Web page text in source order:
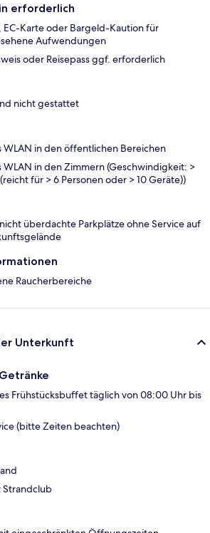
erforderlich
EC-Karte oder Bargeld-Kaution für
Aufwendungen
oder Reisepass ggf. erforderlich
nicht gestattet
WLAN in den öffentlichen Bereichen
WLAN in den Zimmern (Geschwindigkeit: >
für > 6 Personen oder > 10 Geräte))
überdachte Parkplätze ohne Service auf
Raucherbereiche
Unterkunft
Frühstücksbuffet täglich von 08:00 Uhr bis
(bitte Zeiten beachten)
Strandclub